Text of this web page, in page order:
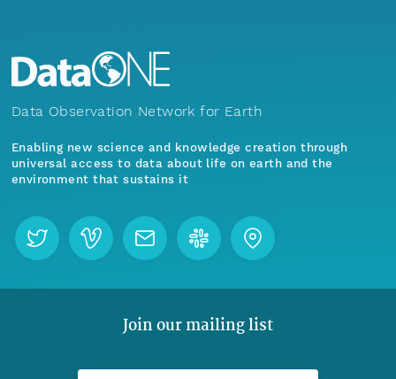
Data Observation Network for Earth
Enabling new science and knowledge creation through
universal access to data about life on earth and the
environment that sustains it
Join our mailing list